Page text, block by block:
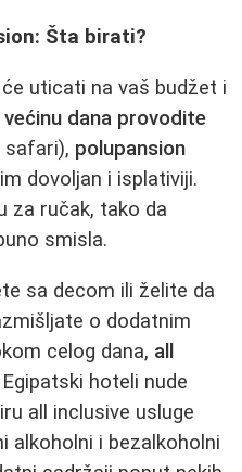
Šta birati?
uticati na vaš budžet i
većinu dana provodite
safari), polupansion
dovoljan i isplativiji.
za ručak, tako da
smisla.
sa decom ili želite da
o dodatnim
celog dana, all
hoteli nude
all inclusive usluge
alkoholni i bezalkoholni